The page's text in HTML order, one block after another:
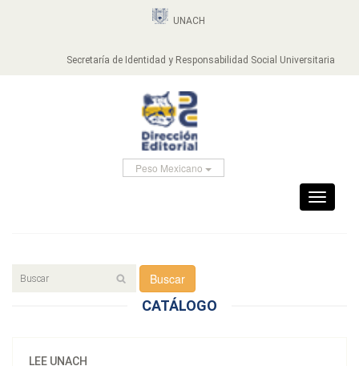
UNACH
Secretaría de Identidad y Responsabilidad Social Universitaria
Peso Mexicano
Toggle
Buscar
CATÁLOGO
LEE UNACH